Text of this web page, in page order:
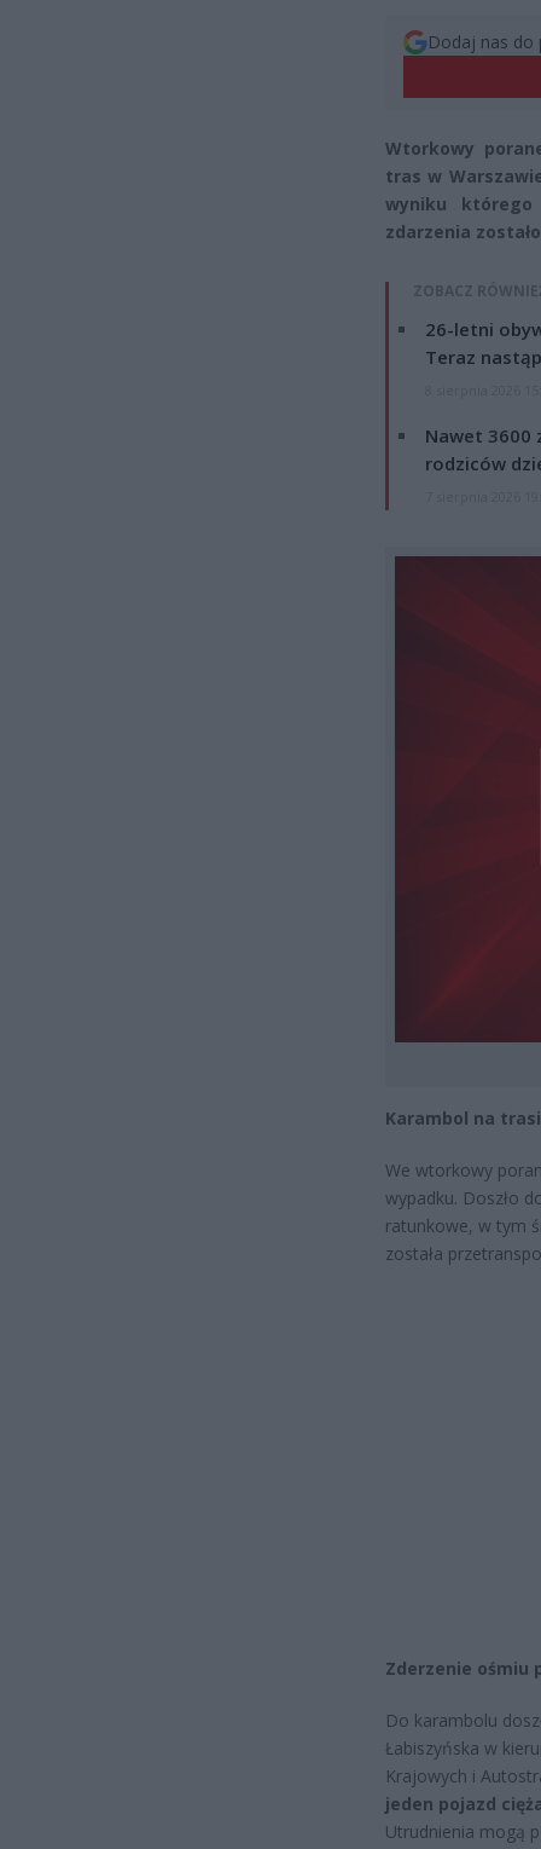
Dodaj nas do
Wtorkowy
tras w
wyniku którego
zdarzenia
ZOBACZ
26-letni
Teraz
Nawet 3600
rodziców
Karambol na
We wtorkowy
wypadku. Doszło
ratunkowe, w tym
została
Zderzenie ośmiu
Do karambolu
Łabiszyńska w
Krajowych i
jeden pojazd
Utrudnienia mogą